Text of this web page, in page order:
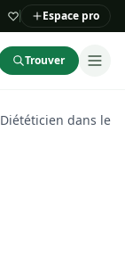
Espace pro
Trouver
Diététicien dans les